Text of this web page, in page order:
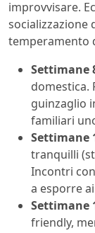
improvvisare.
socializzazione
temperamento
Settimane
domestica.
guinzaglio
familiari
Settimane
tranquilli
Incontri
a esporre
Settimane
friendly,